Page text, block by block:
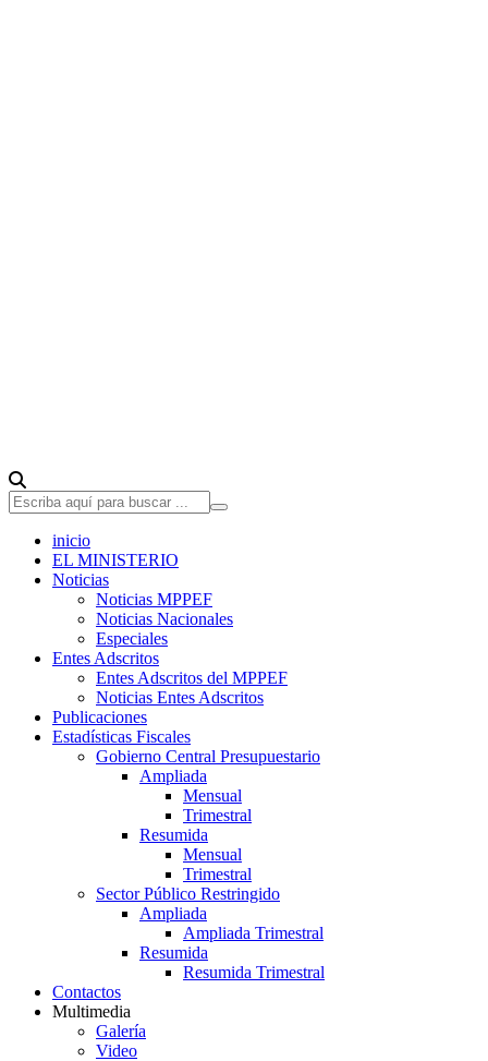
inicio
EL MINISTERIO
Noticias
Noticias MPPEF
Noticias Nacionales
Especiales
Entes Adscritos
Entes Adscritos del MPPEF
Noticias Entes Adscritos
Publicaciones
Estadísticas Fiscales
Gobierno Central Presupuestario
Ampliada
Mensual
Trimestral
Resumida
Mensual
Trimestral
Sector Público Restringido
Ampliada
Ampliada Trimestral
Resumida
Resumida Trimestral
Contactos
Multimedia
Galería
Video